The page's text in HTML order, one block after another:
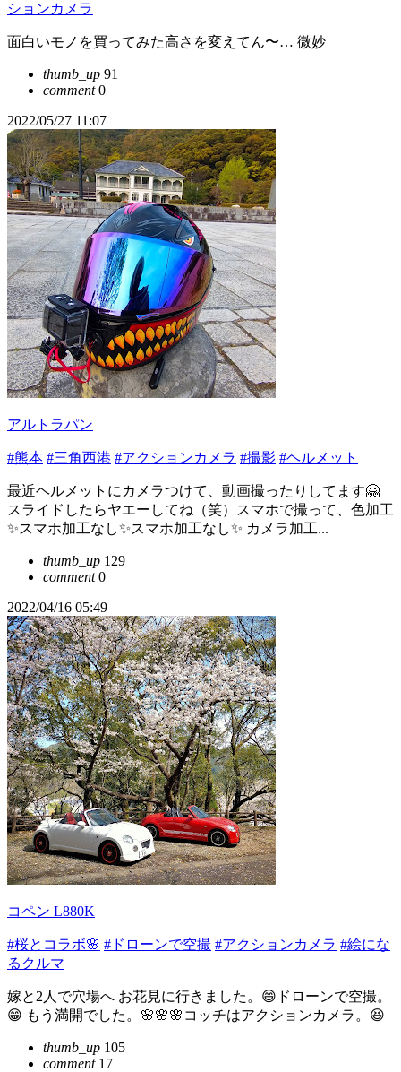
ションカメラ
面白いモノを買ってみた高さを変えてん〜… 微妙
thumb_up 91
comment0
2022/05/27 11:07
アルトラパン
#熊本 #三角西港 #アクションカメラ #撮影 #ヘルメット
最近ヘルメットにカメラつけて、動画撮ったりしてます🤗
スライドしたらヤエーしてね（笑）スマホで撮って、色加工
✨スマホ加工なし✨スマホ加工なし✨ カメラ加工...
thumb_up 129
comment0
2022/04/16 05:49
コペン L880K
#桜とコラボ🌸 #ドローンで空撮 #アクションカメラ #絵にな
るクルマ
嫁と2人で穴場へ お花見に行きました。😄ドローンで空撮。
😁 もう満開でした。🌸🌸🌸コッチはアクションカメラ。😆
thumb_up 105
comment17